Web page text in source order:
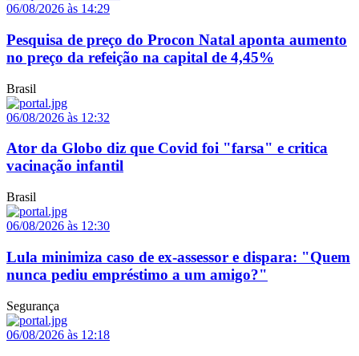
06/08/2026 às 14:29
Pesquisa de preço do Procon Natal aponta aumento
no preço da refeição na capital de 4,45%
Brasil
06/08/2026 às 12:32
Ator da Globo diz que Covid foi "farsa" e critica
vacinação infantil
Brasil
06/08/2026 às 12:30
Lula minimiza caso de ex-assessor e dispara: "Quem
nunca pediu empréstimo a um amigo?"
Segurança
06/08/2026 às 12:18